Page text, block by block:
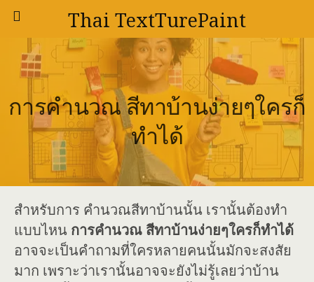
Thai TextTurePaint
การคำนวณ สีทาบ้านง่ายๆใครก็
ทำได้
สำหรับการ คำนวณสีทาบ้านนั้น เรานั้นต้องทำ
แบบไหน การคำนวณ สีทาบ้านง่ายๆใครก็ทำได้
อาจจะเป็นคำถามที่ใครหลายคนนั้นมักจะสงสัย
มาก เพราะว่าเรานั้นอาจจะยังไม่รู้เลยว่าบ้าน